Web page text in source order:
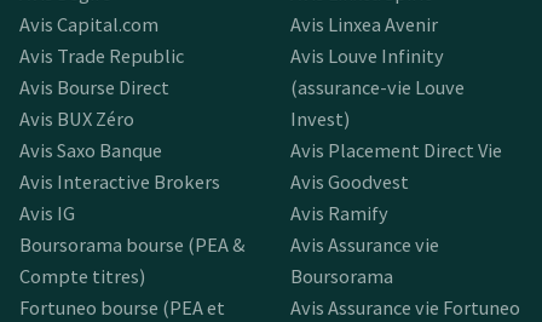
Avis Capital.com
Avis Trade Republic
Avis Bourse Direct
Avis BUX Zéro
Avis Saxo Banque
Avis Interactive Brokers
Avis IG
Boursorama bourse (PEA &
Compte titres)
Fortuneo bourse (PEA et
Avis Linxea Avenir
Avis Louve Infinity
(assurance-vie Louve
Invest)
Avis Placement Direct Vie
Avis Goodvest
Avis Ramify
Avis Assurance vie
Boursorama
Avis Assurance vie Fortuneo